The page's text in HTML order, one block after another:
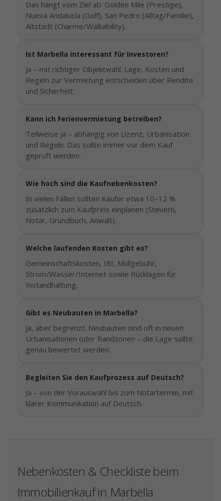
Das hängt vom Ziel ab: Golden Mile (Prestige),
Nueva Andalucía (Golf), San Pedro (Alltag/Familie),
Altstadt (Charme/Walkability).
Ist Marbella interessant für Investoren?
Ja – mit richtiger Objektwahl. Lage, Kosten und
Regeln zur Vermietung entscheiden über Rendite
und Sicherheit.
Kann ich Ferienvermietung betreiben?
Teilweise ja – abhängig von Lizenz, Urbanisation
und Regeln. Das sollte immer vor dem Kauf
geprüft werden.
Wie hoch sind die Kaufnebenkosten?
In vielen Fällen sollten Käufer etwa 10–12 %
zusätzlich zum Kaufpreis einplanen (Steuern,
Notar, Grundbuch, Anwalt).
Welche laufenden Kosten gibt es?
Gemeinschaftskosten, IBI, Müllgebühr,
Strom/Wasser/Internet sowie Rücklagen für
Instandhaltung.
Gibt es Neubauten in Marbella?
Ja, aber begrenzt. Neubauten sind oft in neuen
Urbanisationen oder Randzonen – die Lage sollte
genau bewertet werden.
Begleiten Sie den Kaufprozess auf Deutsch?
Ja – von der Vorauswahl bis zum Notartermin, mit
klarer Kommunikation auf Deutsch.
Nebenkosten & Checkliste beim
Immobilienkauf in Marbella